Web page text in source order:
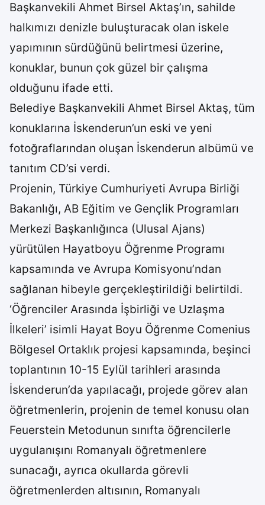
Başkanvekili Ahmet Birsel Aktaş’ın, sahilde
halkımızı denizle buluşturacak olan iskele
yapımının sürdüğünü belirtmesi üzerine,
konuklar, bunun çok güzel bir çalışma
olduğunu ifade etti.
Belediye Başkanvekili Ahmet Birsel Aktaş, tüm
konuklarına İskenderun’un eski ve yeni
fotoğraflarından oluşan İskenderun albümü ve
tanıtım CD’si verdi.
Projenin, Türkiye Cumhuriyeti Avrupa Birliği
Bakanlığı, AB Eğitim ve Gençlik Programları
Merkezi Başkanlığınca (Ulusal Ajans)
yürütülen Hayatboyu Öğrenme Programı
kapsamında ve Avrupa Komisyonu’ndan
sağlanan hibeyle gerçekleştirildiği belirtildi.
‘Öğrenciler Arasında İşbirliği ve Uzlaşma
İlkeleri’ isimli Hayat Boyu Öğrenme Comenius
Bölgesel Ortaklık projesi kapsamında, beşinci
toplantının 10-15 Eylül tarihleri arasında
İskenderun’da yapılacağı, projede görev alan
öğretmenlerin, projenin de temel konusu olan
Feuerstein Metodunun sınıfta öğrencilerle
uygulanışını Romanyalı öğretmenlere
sunacağı, ayrıca okullarda görevli
öğretmenlerden altısının, Romanyalı